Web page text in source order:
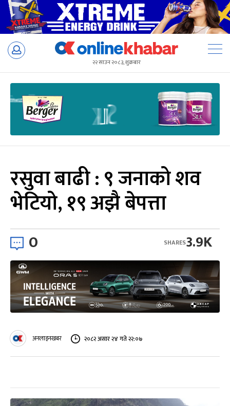
Skip
२२ साउन २०८३, शुक्रबार
रसुवा बाढी : ९ जनाको शव
भेटियो, १९ अझै बेपत्ता
0 3.9K
SHARES
अनलाइनखबर २०८२ असार २४ गते २२:०७